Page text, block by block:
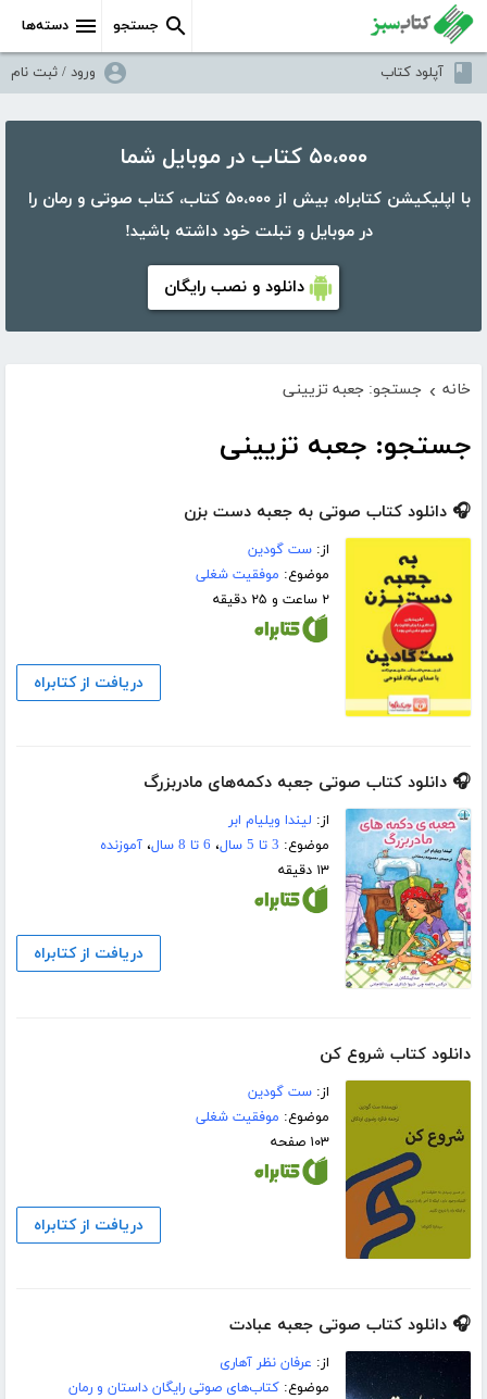
دسته‌ها جستجو
آپلود کتاب ورود / ثبت نام
۵۰،۰۰۰ کتاب در موبایل شما
با اپلیکیشن کتابراه، بیش از ۵۰،۰۰۰ کتاب، کتاب صوتی و رمان را
در موبایل و تبلت خود داشته باشید!
دانلود و نصب رایگان
خانه › جستجو: جعبه تزیینی
جستجو: جعبه تزیینی
🎧 دانلود کتاب صوتی به جعبه دست بزن
از:ست گودین
موضوع: موفقیت شغلی
۲ ساعت و ۲۵ دقیقه
دریافت از کتابراه
🎧 دانلود کتاب صوتی جعبه دکمه‌های مادربزرگ
از: لیندا ویلیام ابر
موضوع: 3 تا 5 سال ، 6 تا 8 سال ،آموزنده
۱۳ دقیقه
دریافت از کتابراه
دانلود کتاب شروع کن
از:ست گودین
موضوع: موفقیت شغلی
۱۰۳ صفحه
دریافت از کتابراه
🎧 دانلود کتاب صوتی جعبه عبادت
از: عرفان نظر آهاری
موضوع:کتاب‌های صوتی رایگان داستان و رمان